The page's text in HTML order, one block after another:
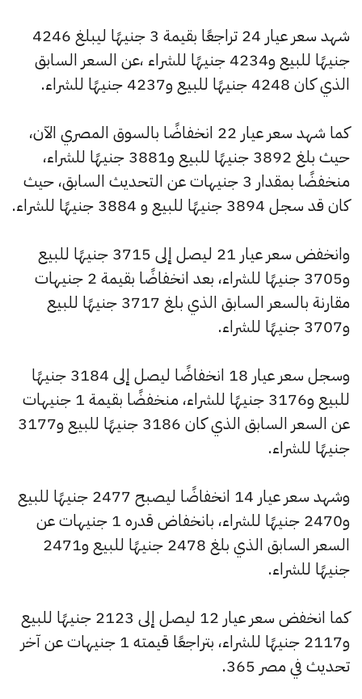
شهد سعر عيار 24 تراجعًا بقيمة 3 جنيهًا ليبلغ 4246
جنيهًا للبيع و4234 جنيهًا للشراء ،عن السعر السابق
الذي كان 4248 جنيهًا للبيع و4237 جنيهًا للشراء.
كما شهد سعر عيار 22 انخفاضًا بالسوق المصري الآن،
حيث بلغ 3892 جنيهًا للبيع و3881 جنيهًا للشراء،
منخفضًا بمقدار 3 جنيهات عن التحديث السابق، حيث
كان قد سجل 3894 جنيهًا للبيع و 3884 جنيهًا للشراء.
وانخفض سعر عيار 21 ليصل إلى 3715 جنيهًا للبيع
و3705 جنيهًا للشراء، بعد انخفاضًا بقيمة 2 جنيهات
مقارنة بالسعر السابق الذي بلغ 3717 جنيهًا للبيع
و3707 جنيهًا للشراء.
وسجل سعر عيار 18 انخفاضًا ليصل إلى 3184 جنيهًا
للبيع و3176 جنيهًا للشراء، منخفضًا بقيمة 1 جنيهات
عن السعر السابق الذي كان 3186 جنيهًا للبيع و3177
جنيهًا للشراء.
وشهد سعر عيار 14 انخفاضًا ليصبح 2477 جنيهًا للبيع
و2470 جنيهًا للشراء، بانخفاض قدره 1 جنيهات عن
السعر السابق الذي بلغ 2478 جنيهًا للبيع و2471
جنيهًا للشراء.
كما انخفض سعر عيار 12 ليصل إلى 2123 جنيهًا للبيع
و2117 جنيهًا للشراء، بتراجعًا قيمته 1 جنيهات عن آخر
تحديث في مصر 365.